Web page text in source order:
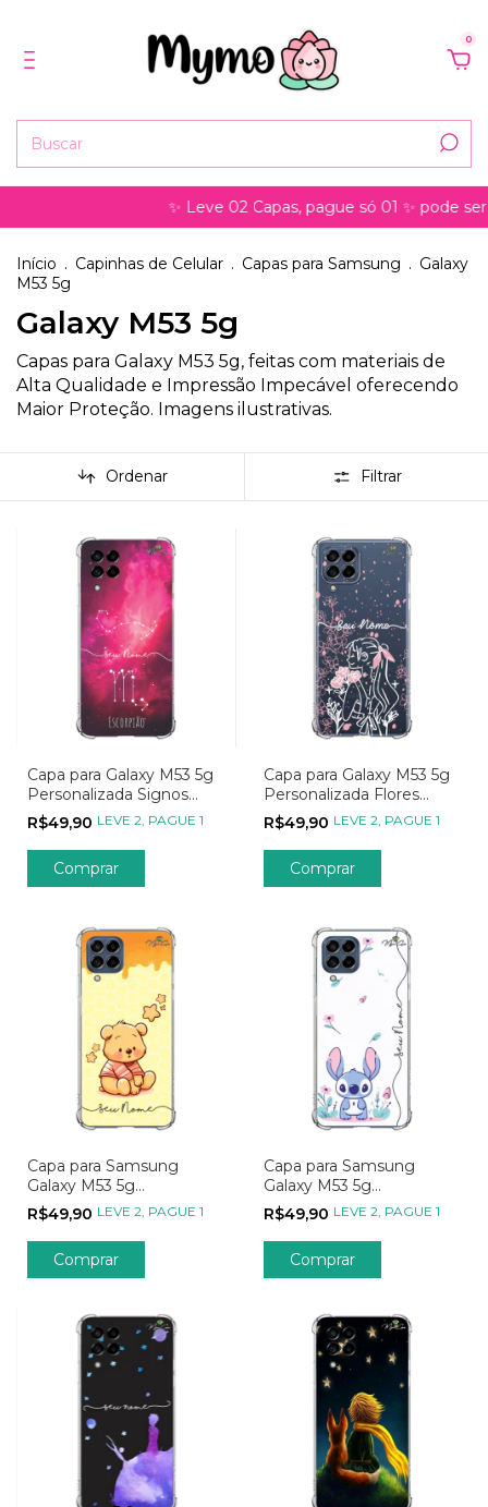
0
✨ Leve 02 Capas, pague só 01 ✨ pode ser para
Início . Capinhas de Celular . Capas para Samsung . Galaxy
M53 5g
Galaxy M53 5g
Capas para Galaxy M53 5g, feitas com materiais de
Alta Qualidade e Impressão Impecável oferecendo
Maior Proteção. Imagens ilustrativas.
Ordenar Filtrar
Capa para Galaxy M53 5g
Personalizada Signos
Constelação de Escorpião
R$49,90 LEVE 2, PAGUE 1
Capa para Galaxy M53 5g
Personalizada Flores
Menina Flor
R$49,90 LEVE 2, PAGUE 1
Capa para Samsung
Galaxy M53 5g
Personalizada Wish Amor
de Mel
R$49,90 LEVE 2, PAGUE 1
Comprar
Capa para Samsung
Galaxy M53 5g
Personalizada Wish
Flores Tropicais
R$49,90 LEVE 2, PAGUE 1
Comprar